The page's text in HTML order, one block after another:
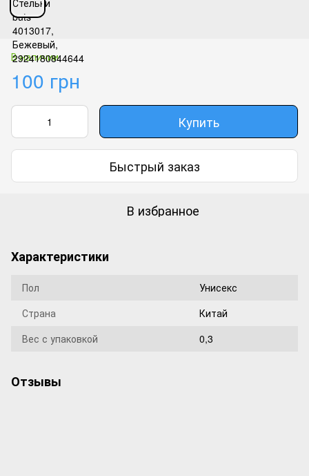
В наличии
100 грн
Купить
Быстрый заказ
В избранное
Характеристики
Пол
Унисекс
Страна
Китай
Вес с упаковкой
0,3
Отзывы